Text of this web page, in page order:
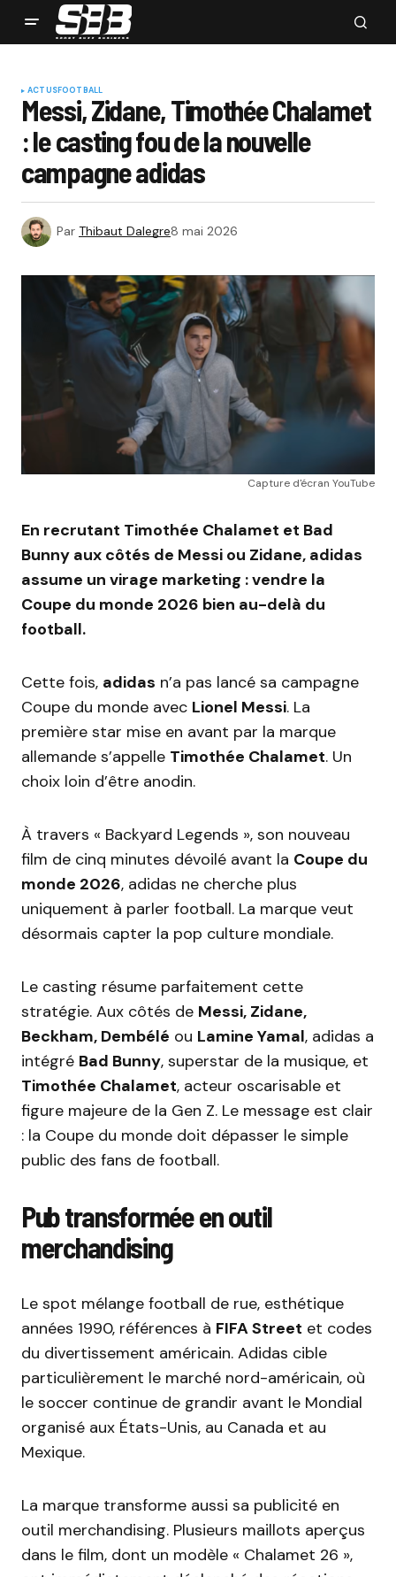
ACTUSFOOTBALL
Messi, Zidane, Timothée Chalamet
: le casting fou de la nouvelle
campagne adidas
Par Thibaut Dalegre8 mai 2026
Capture d'écran YouTube
En recrutant Timothée Chalamet et Bad
Bunny aux côtés de Messi ou Zidane, adidas
assume un virage marketing : vendre la
Coupe du monde 2026 bien au-delà du
football.
Cette fois, adidas n’a pas lancé sa campagne
Coupe du monde avec Lionel Messi. La
première star mise en avant par la marque
allemande s’appelle Timothée Chalamet. Un
choix loin d’être anodin.
À travers « Backyard Legends », son nouveau
film de cinq minutes dévoilé avant la Coupe du
monde 2026, adidas ne cherche plus
uniquement à parler football. La marque veut
désormais capter la pop culture mondiale.
Le casting résume parfaitement cette
stratégie. Aux côtés de Messi, Zidane,
Beckham, Dembélé ou Lamine Yamal, adidas a
intégré Bad Bunny, superstar de la musique, et
Timothée Chalamet, acteur oscarisable et
figure majeure de la Gen Z. Le message est clair
: la Coupe du monde doit dépasser le simple
public des fans de football.
Pub transformée en outil
merchandising
Le spot mélange football de rue, esthétique
années 1990, références à FIFA Street et codes
du divertissement américain. Adidas cible
particulièrement le marché nord-américain, où
le soccer continue de grandir avant le Mondial
organisé aux États-Unis, au Canada et au
Mexique.
La marque transforme aussi sa publicité en
outil merchandising. Plusieurs maillots aperçus
dans le film, dont un modèle « Chalamet 26 »,